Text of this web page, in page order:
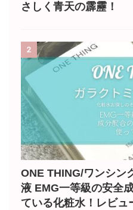
さしく青天の霹靂！
2
ONE THING/ワンシン
液 EMG一等級の安全
ている化粧水！レビュ